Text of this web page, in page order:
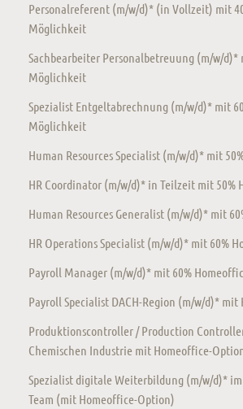
Personalreferent (m/w/d)* (in Vollzeit) mit
Möglichkeit
Sachbearbeiter Personalbetreuung (m/w/d)*
Möglichkeit
Spezialist Entgeltabrechnung (m/w/d)* mit
Möglichkeit
Human Resources Specialist (m/w/d)* mit
HR Coordinator (m/w/d)* in Teilzeit mit
Human Resources Generalist (m/w/d)* mit
HR Operations Specialist (m/w/d)* mit 60%
Payroll Manager (m/w/d)* mit 60%
Payroll Specialist DACH-Region (m/w/d)*
Produktionscontroller / Production
Chemischen Industrie mit Homeoffice-
Spezialist digitale Weiterbildung (m/w/d)*
Team (mit Homeoffice-Option)